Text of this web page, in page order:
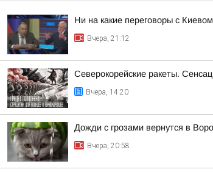
Ни на какие переговоры с
Вчера, 21:12
Северокорейские ракеты.
Вчера, 14:20
Дожди с грозами вернутся в
Вчера, 20:58